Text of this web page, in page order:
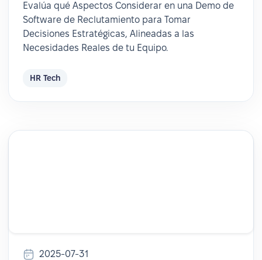
Evalúa qué Aspectos Considerar en una Demo de
Software de Reclutamiento para Tomar
Decisiones Estratégicas, Alineadas a las
Necesidades Reales de tu Equipo.
HR Tech
2025-07-31